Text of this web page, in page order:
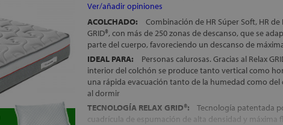
Ver/añadir opiniones
ACOLCHADO:
Combinación de HR Súper Soft, HR
GRID®, con más de 250 zonas de descanso, que se
parte del cuerpo, favoreciendo un descanso de
IDEAL PARA:
Personas calurosas. Gracias al Relax
interior del colchón se produce tanto vertical como
una rápida evacuación tanto de la humedad como
al dormir
TECNOLOGÍA RELAX GRID®:
Tecnología patentada
cuadrícula de espumación de alta densidad y máxima